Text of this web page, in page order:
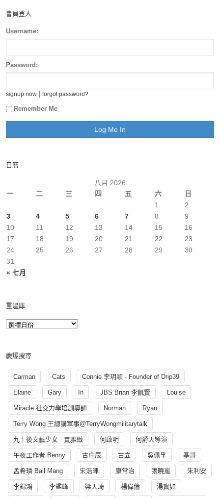
會員登入
Username:
Password:
signup now forgot password?
Remember Me
日曆
八月 2026
一
二 三 四 五 六 日
« 七月
1
2
3
4 5 6 7 8
9
10
11 12 13 14 15
16
17
18 19 20 21 22
23
24
25 26 27 28 29
30
31
重溫庫
慶爆搜尋
Carman Cats Connie 李玥穎 - Founder of Drip39
Elaine Gary In JBS Brian 李凱賢 Louise
Miracle 社交力學培訓導師 Norman Ryan
Terry Wong 王總講軍事@TerryWongmilitarytalk
九十後文藝少女 - 賈雅緻 何啟明 何爵天導演
午夜工作者 Benny 古庄辰 古立 吳佩孚 基哥
孟希璘 Ball Mang 宋浩暉 康常治 張曉嵐 朱利安
李錦鴻 李鑑峰 梁天琦 楊偉倫 湯寳如